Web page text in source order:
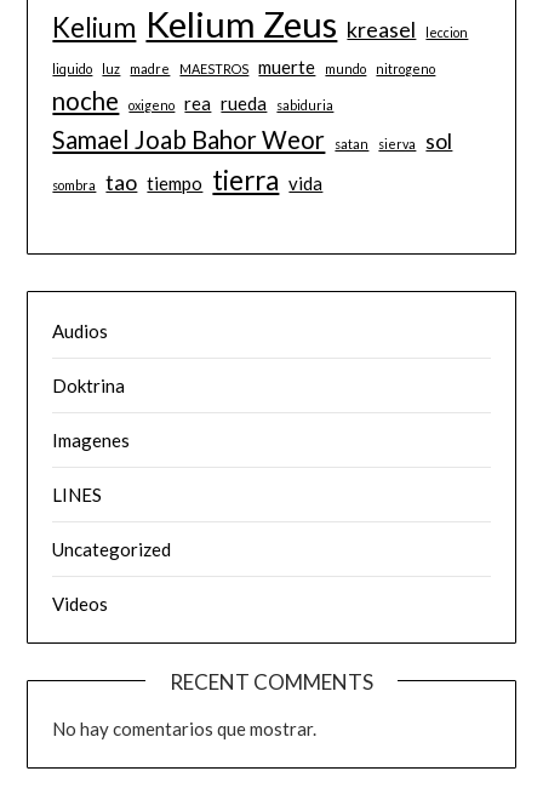
Kelium Kelium Zeus kreasel leccion
liquido luz madre MAESTROS muerte mundo nitrogeno
noche oxigeno rea rueda sabiduria
Samael Joab Bahor Weor satan sierva sol
sombra tao tiempo tierra vida
Audios
Doktrina
Imagenes
LINES
Uncategorized
Videos
RECENT COMMENTS
No hay comentarios que mostrar.